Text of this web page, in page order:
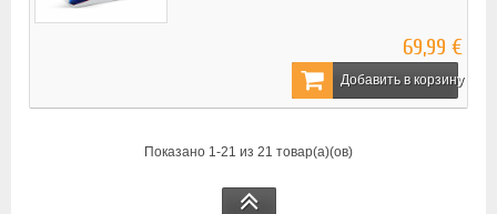
69,99 €
Добавить в корзину
Показано 1-21 из 21 товар(а)(ов)